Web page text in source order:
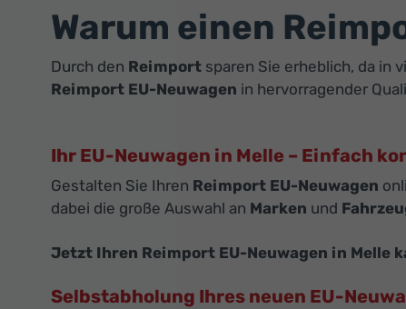
Warum einen
Durch den Reimport sparen Sie erheblich, da in
Reimport EU-Neuwagen in hervorragender
Ihr EU-Neuwagen in Melle – Einfach
Gestalten Sie Ihren Reimport EU-Neuwagen
dabei die große Auswahl an Marken und
Jetzt Ihren Reimport EU-Neuwagen in Melle
Selbstabholung Ihres neuen EU-